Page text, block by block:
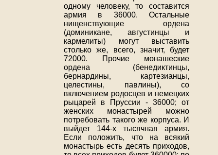
одному человеку, то составится
армия в 36000. Остальные
нищенствующие ордена
(доминикане, августинцы и
кармелиты) могут выставить
столько же, всего, значит, будет
72000. Прочие монашеские
ордена (бенедиктинцы,
бернардины, картезианцы,
целестины, павлины), со
включением родосцев и немецких
рыцарей в Пруссии - 36000; от
женских монастырей можно
потребовать такого же корпуса. И
выйдет 144-х тысячная армия.
Если положить, что на всякий
монастырь есть десять приходов,